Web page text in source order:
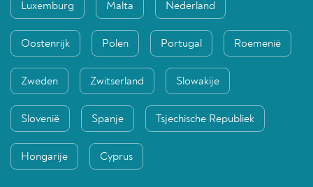
Luxemburg Malta Nederland
Oostenrijk Polen Portugal Roemenië
Zweden Zwitserland Slowakije
Slovenië Spanje Tsjechische Republiek
Hongarije Cyprus